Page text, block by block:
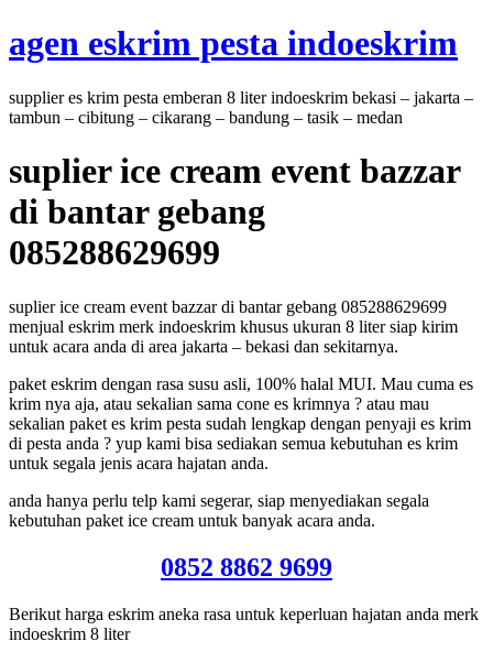
to
agen eskrim pesta indoeskrim
supplier es krim pesta emberan 8 liter indoeskrim bekasi – jakarta –
tambun – cibitung – cikarang – bandung – tasik – medan
suplier ice cream event bazzar
di bantar gebang
085288629699
suplier ice cream event bazzar di bantar gebang 085288629699
menjual eskrim merk indoeskrim khusus ukuran 8 liter siap kirim
untuk acara anda di area jakarta – bekasi dan sekitarnya.
paket eskrim dengan rasa susu asli, 100% halal MUI. Mau cuma es
krim nya aja, atau sekalian sama cone es krimnya ? atau mau
sekalian paket es krim pesta sudah lengkap dengan penyaji es krim
di pesta anda ? yup kami bisa sediakan semua kebutuhan es krim
untuk segala jenis acara hajatan anda.
anda hanya perlu telp kami segerar, siap menyediakan segala
kebutuhan paket ice cream untuk banyak acara anda.
0852 8862 9699
Berikut harga eskrim aneka rasa untuk keperluan hajatan anda merk
indoeskrim 8 liter